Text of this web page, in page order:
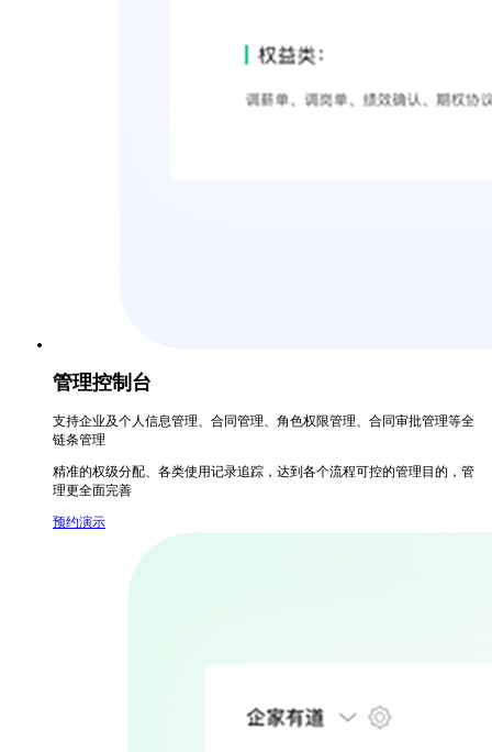
管理控制台
支持企业及个人信息管理、合同管理、角色权限管理、合同审批管理等全
链条管理
精准的权级分配、各类使用记录追踪，达到各个流程可控的管理目的，管
理更全面完善
预约演示